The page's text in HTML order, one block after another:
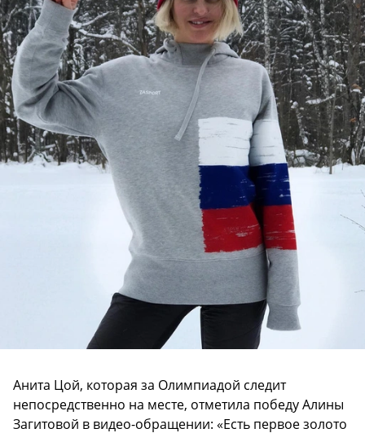
Анита Цой, которая за Олимпиадой следит
непосредственно на месте, отметила победу Алины
Загитовой в видео-обращении: «Есть первое золото